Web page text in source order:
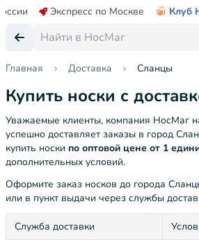
Экспресс по Москве Клуб
Главная Доставка Сланцы
Купить носки с
Уважаемые клиенты, компания НосМаг
успешно доставляет заказы в город
купить носки по оптовой цене от 1
дополнительных условий.
Оформите заказ носков до города
или в пункт выдачи через службы
Служба доставки